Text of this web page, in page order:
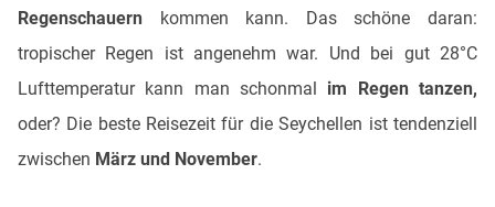
Regenschauern kommen kann. Das schöne daran:
tropischer Regen ist angenehm war. Und bei gut 28°C
Lufttemperatur kann man schonmal im Regen tanzen,
oder? Die beste Reisezeit für die Seychellen ist tendenziell
zwischen März und November.